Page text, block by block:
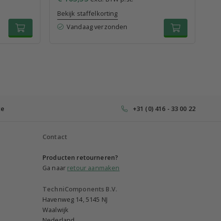
Bekijk staffelkorting
Vandaag verzonden
+31 (0) 416 - 33 00 22
Contact
Producten retourneren?
Ga naar retour aanmaken
TechniComponents B.V.
Havenweg 14, 5145 NJ
Waalwijk